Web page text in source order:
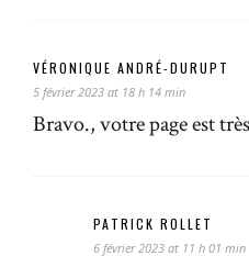
VÉRONIQUE ANDRÉ-DURUPT
5 février 2023 at 18 h 14 min
Bravo., votre page est
PATRICK ROLLET
6 février 2023 at 11 h 01 min